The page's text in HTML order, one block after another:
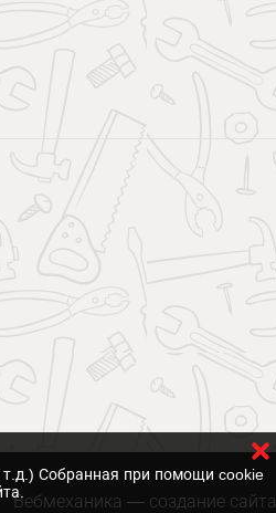
Вебмеханика — создание сайта
т.д.) Собранная при помощи cookie